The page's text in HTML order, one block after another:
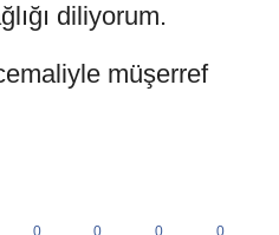
diliyorum.
müşerref